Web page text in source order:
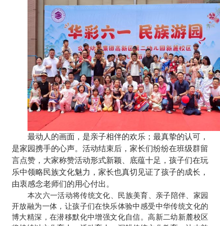
最动人的画面，是亲子相伴的欢乐；最真挚的认可，
是家园携手的心声。活动结束后，家长们纷纷在班级群留
言点赞，大家称赞活动形式新颖、底蕴十足，孩子们在玩
乐中领略民族文化魅力，家长也真切见证了孩子的成长，
由衷感念老师们的用心付出。
本次六一活动将传统文化、民族美育、亲子陪伴、家园
开放融为一体，让孩子们在快乐体验中感受中华传统文化的
博大精深，在潜移默化中增强文化自信。高新二幼新麓校区